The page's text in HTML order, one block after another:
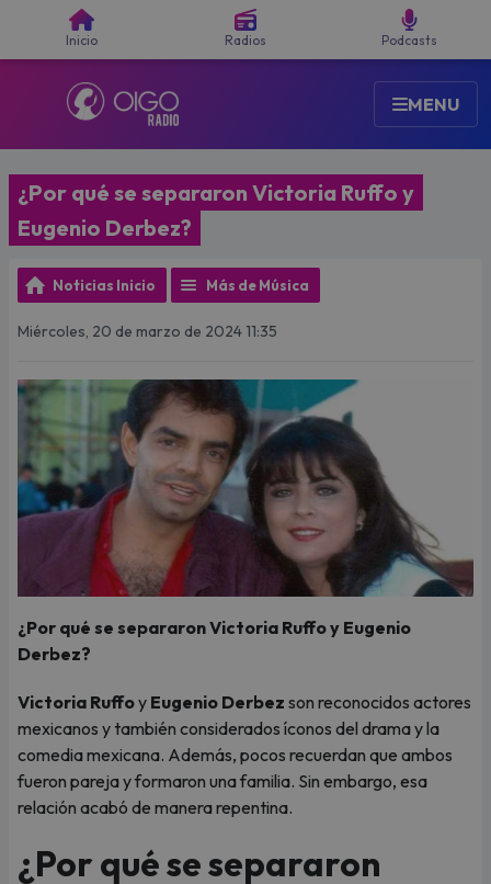
Inicio Radios Podcasts
MENU
¿Por qué se separaron Victoria Ruffo y
Eugenio Derbez?
Noticias Inicio Más de Música
Miércoles, 20 de marzo de 2024 11:35
¿Por qué se separaron Victoria Ruffo y Eugenio
Derbez?
Victoria Ruffoy Eugenio Derbez son reconocidos actores
mexicanos y también considerados íconos del drama y la
comedia mexicana. Además, pocos recuerdan que ambos
fueron pareja y formaron una familia. Sin embargo, esa
relación acabó de manera repentina.
¿Por qué se separaron